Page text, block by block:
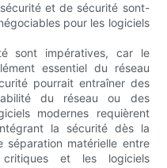
et de sécurité sont-
pour les logiciels
sont impératives, car le
essentiel du réseau
pourrait entraîner des
du réseau ou des
modernes requièrent
la sécurité dès la
séparation matérielle entre
et les logiciels